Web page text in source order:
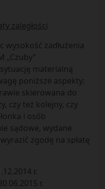
zaległości
wysokość zadłużenia
„Czuby”
materialną
poniższe aspekty:
skierowana do
czy też kolejny, czy
i osób
sądowe, wydane
zgodę na spłatę
r.
r.